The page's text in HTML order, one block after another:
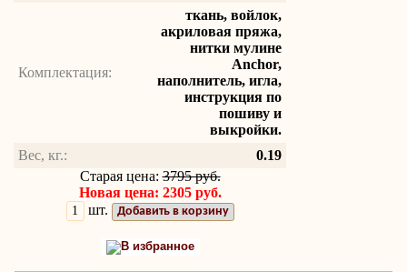
Комплектация:
ткань, войлок,
акриловая пряжа,
нитки мулине
Anchor,
наполнитель, игла,
инструкция по
пошиву и
выкройки.
Вес, кг.:
0.19
Старая цена:3795 руб.
Новая цена: 2305 руб.
шт.
Добавить в корзину
В избранное